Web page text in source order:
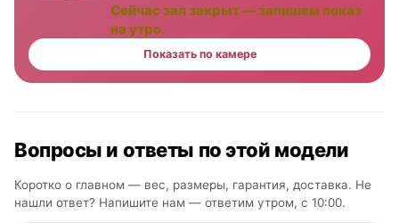
Сейчас зал закрыт — запишем показ
на утро.
Показать по камере
Вопросы и ответы по этой модели
Коротко о главном — вес, размеры, гарантия, доставка. Не
нашли ответ? Напишите нам — ответим утром, с 10:00.